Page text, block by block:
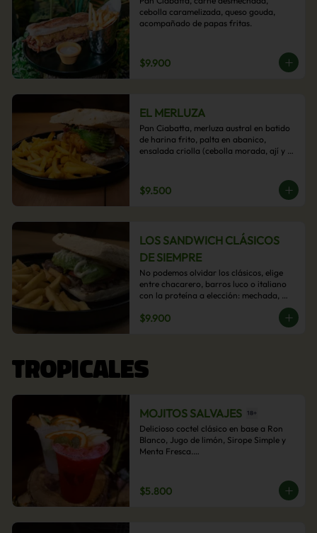
cebolla caramelizada, queso gouda,
acompañado de papas fritas.
$9.900
EL MERLUZA
Pan Ciabatta, merluza austral en batido
de harina frito, palta en abanico,
ensalada criolla (cebolla morada, ají y
$9.500
LOS SANDWICH CLÁSICOS
DE SIEMPRE
No podemos olvidar los clásicos, elige
entre chacarero, barros luco o italiano
con la proteína a elección: mechada,
acompañamiento de papas fritas.
$9.900
TROPICALES
MOJITOS SALVAJES
Delicioso coctel clásico en base a Ron
Blanco, Jugo de limón, Sirope Simple y
Menta Fresca.
$5.800